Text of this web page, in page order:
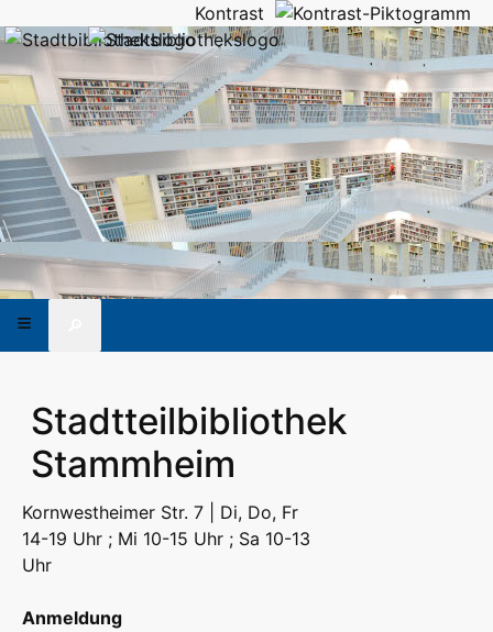
Kontrast
Stadtteilbibliothek
Stammheim
Kornwestheimer Str. 7 | Di, Do, Fr
14-19 Uhr ; Mi 10-15 Uhr ; Sa 10-13
Uhr
Anmeldung